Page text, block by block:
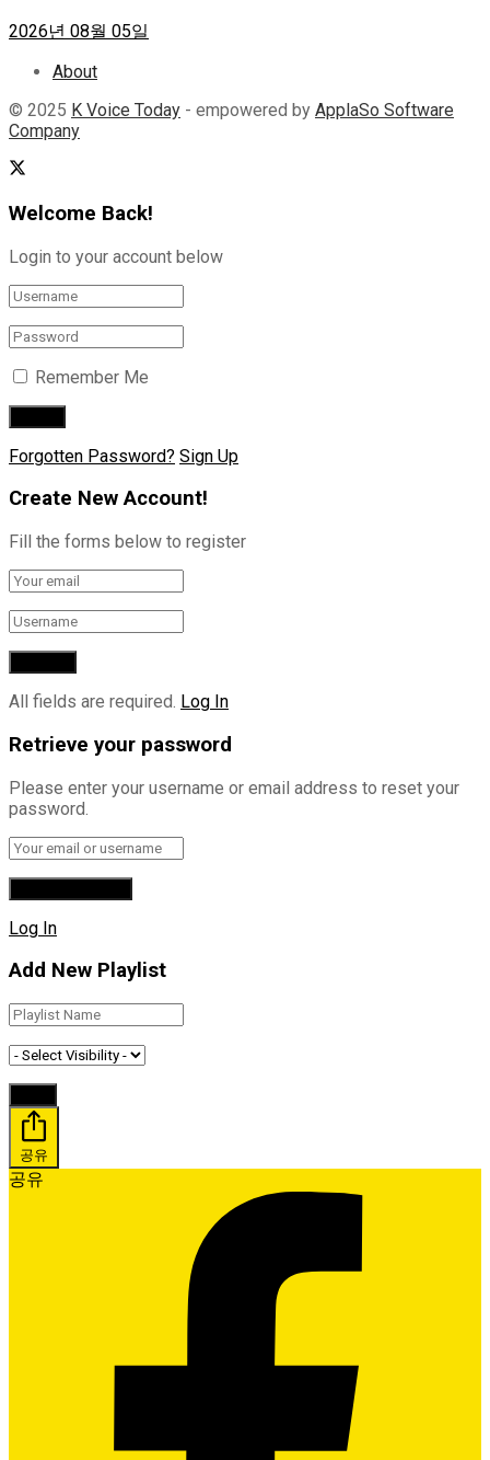
2026년 08월 05일
About
© 2025 K Voice Today - empowered by ApplaSo Software
Company
Welcome Back!
Login to your account below
Remember Me
Forgotten Password? Sign Up
Create New Account!
Fill the forms below to register
All fields are required. Log In
Retrieve your password
Please enter your username or email address to reset your
password.
Log In
Add New Playlist
공유
공유